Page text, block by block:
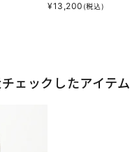
¥13,200 (税込)
ェックしたアイテム